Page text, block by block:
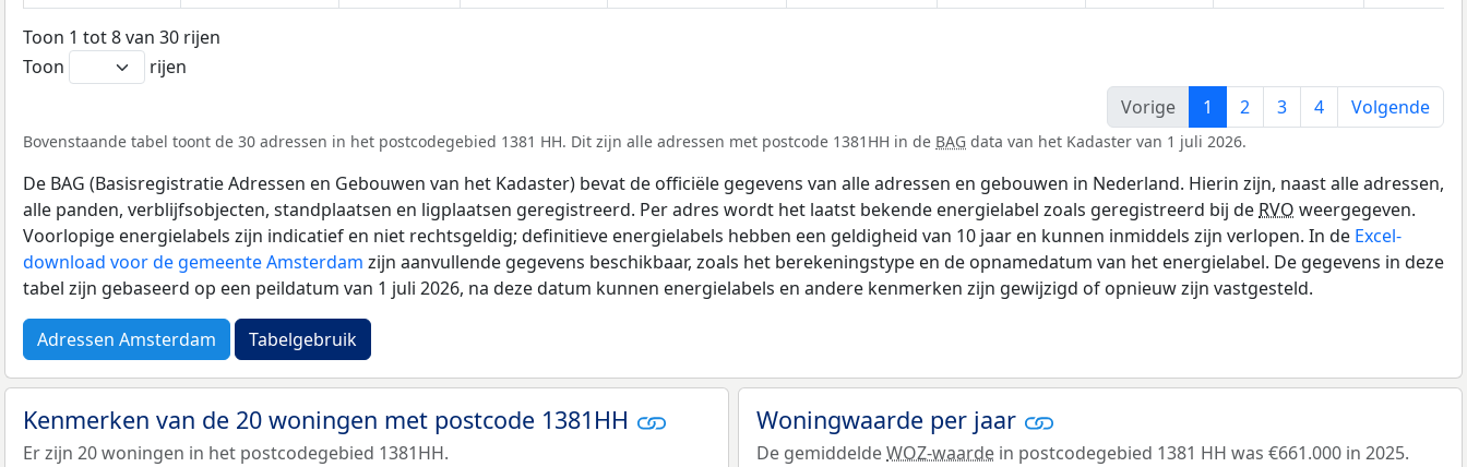
Toon 1 tot 8 van 30 rijen
Toon
rijen
Vorige
1 2 3 4 Volgende
Bovenstaande tabel toont de 30 adressen in het postcodegebied 1381 HH. Dit zijn alle adressen met postcode 1381HH in de BAG data van het Kadaster van 1 juli 2026.
De BAG (Basisregistratie Adressen en Gebouwen van het Kadaster) bevat de officiële gegevens van alle adressen en gebouwen in Nederland. Hierin zijn, naast alle adressen,
alle panden, verblijfsobjecten, standplaatsen en ligplaatsen geregistreerd. Per adres wordt het laatst bekende energielabel zoals geregistreerd bij de RVO weergegeven.
Voorlopige energielabels zijn indicatief en niet rechtsgeldig; definitieve energielabels hebben een geldigheid van 10 jaar en kunnen inmiddels zijn verlopen. In de Excel-
download voor de gemeente Amsterdam zijn aanvullende gegevens beschikbaar, zoals het berekeningstype en de opnamedatum van het energielabel. De gegevens in deze
tabel zijn gebaseerd op een peildatum van 1 juli 2026, na deze datum kunnen energielabels en andere kenmerken zijn gewijzigd of opnieuw zijn vastgesteld.
Adressen Amsterdam Tabelgebruik
Kenmerken van de 20 woningen met postcode 1381HH
Er zijn 20 woningen in het postcodegebied 1381HH.
Woningwaarde per jaar
De gemiddeldeWOZ-waarde in postcodegebied 1381 HH was €661.000 in 2025.